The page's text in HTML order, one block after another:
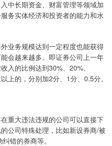
中长期资金、财富管理等领域加
务实体经济和投资者的能力和水
业务规模达到一定程度也能获得
会越来越多。即证券公司上一年
入的比例达到30%、20%、
上的，分别加2分、1分、0.5分。
重大违法违规的公司可以直接下
公司特殊处理，比如新设券商/被
错的券商等。